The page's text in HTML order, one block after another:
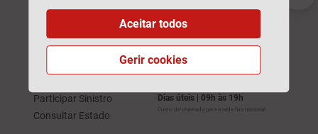
Saúde
Automóvel
Saúde
Responsabilidade Civil
Participar Sinistro
Consultar Estado
211 520 310
Dias úteis | 09h às 19h
Custo de chamada para a rede fixa nacional
Gerir cookies
Aceitar todos